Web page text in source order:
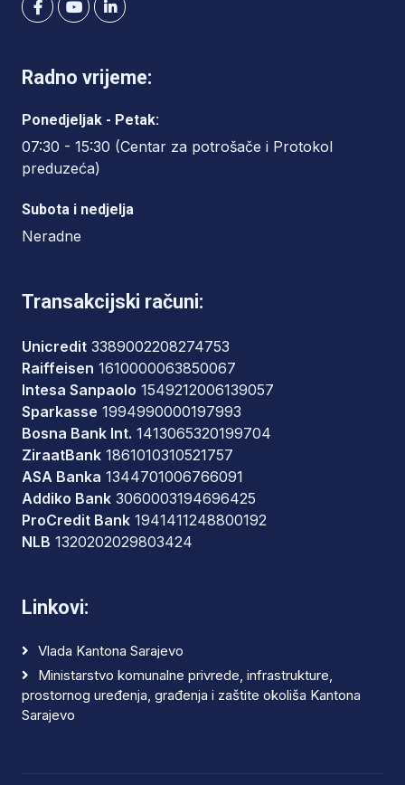
Radno vrijeme:
Ponedjeljak - Petak:
07:30 - 15:30 (Centar za potrošače i Protokol
preduzeća)
Subota i nedjelja
Neradne
Transakcijski računi:
Unicredit 3389002208274753
Raiffeisen 1610000063850067
Intesa Sanpaolo 1549212006139057
Sparkasse 1994990000197993
Bosna Bank Int. 1413065320199704
ZiraatBank 1861010310521757
ASA Banka 1344701006766091
Addiko Bank 3060003194696425
ProCredit Bank 1941411248800192
NLB 1320202029803424
Linkovi:
Vlada Kantona Sarajevo
Ministarstvo komunalne privrede, infrastrukture,
prostornog uređenja, građenja i zaštite okoliša Kantona
Sarajevo